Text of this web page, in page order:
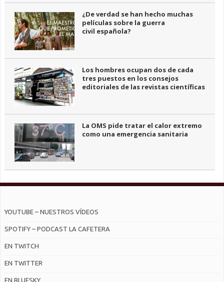
¿De verdad se han hecho muchas
películas sobre la guerra
civil española?
Los hombres ocupan dos de cada
tres puestos en los consejos
editoriales de las revistas científicas
La OMS pide tratar el calor extremo
como una emergencia sanitaria
YOUTUBE – NUESTROS VÍDEOS
SPOTIFY – PODCAST LA CAFETERA
EN TWITCH
EN TWITTER
EN BLUESKY